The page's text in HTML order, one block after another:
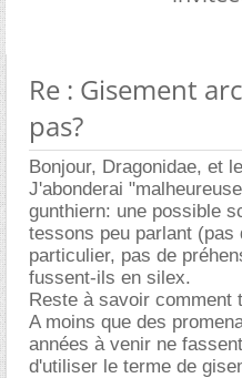
Re : Gisement
pas?
Bonjour, Dragonidae, et
J'abonderai
gunthiern: une possible
tessons peu parlant (pas
particulier, pas de
fussent-ils en silex.
Reste à savoir comment
A moins que des
années à venir ne
d'utiliser le terme de